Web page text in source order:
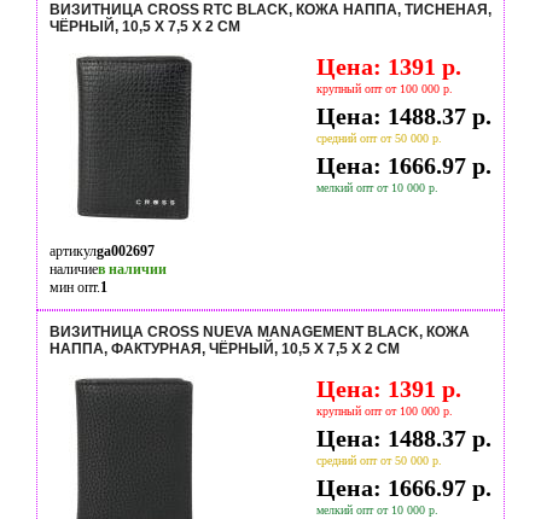
ВИЗИТНИЦА CROSS RTC BLACK, КОЖА НАППА, ТИСНЕНАЯ,
ЧЁРНЫЙ, 10,5 Х 7,5 Х 2 СМ
Цена: 1391 р.
крупный опт от 100 000 р.
Цена: 1488.37 р.
средний опт от 50 000 р.
Цена: 1666.97 р.
мелкий опт от 10 000 р.
артикулga002697
наличиев наличии
мин опт.1
ВИЗИТНИЦА CROSS NUEVA MANAGEMENT BLACK, КОЖА
НАППА, ФАКТУРНАЯ, ЧЁРНЫЙ, 10,5 Х 7,5 Х 2 СМ
Цена: 1391 р.
крупный опт от 100 000 р.
Цена: 1488.37 р.
средний опт от 50 000 р.
Цена: 1666.97 р.
мелкий опт от 10 000 р.